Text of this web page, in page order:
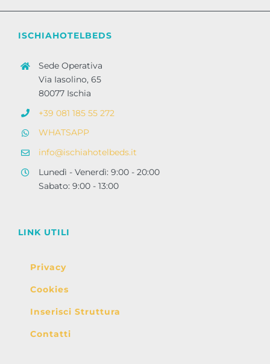
ISCHIAHOTELBEDS
Sede Operativa
Via Iasolino, 65
80077 Ischia
+39 081 185 55 272
WHATSAPP
info@ischiahotelbeds.it
Lunedì - Venerdì: 9:00 - 20:00
Sabato: 9:00 - 13:00
LINK UTILI
Privacy
Cookies
Inserisci Struttura
Contatti